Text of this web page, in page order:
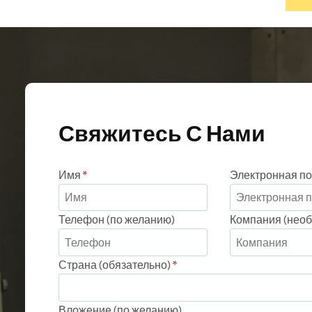
Свяжитесь С Нами
Имя * Электронная
Телефон (по желанию) Компания
Страна (обязательно) *